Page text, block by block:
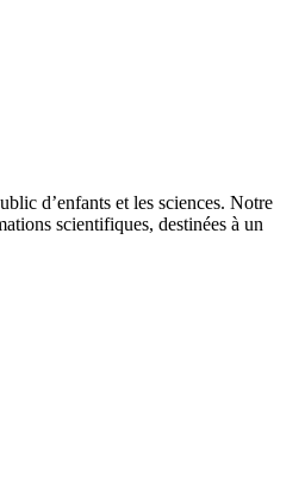
d’enfants et les sciences. Notre
scientifiques, destinées à un